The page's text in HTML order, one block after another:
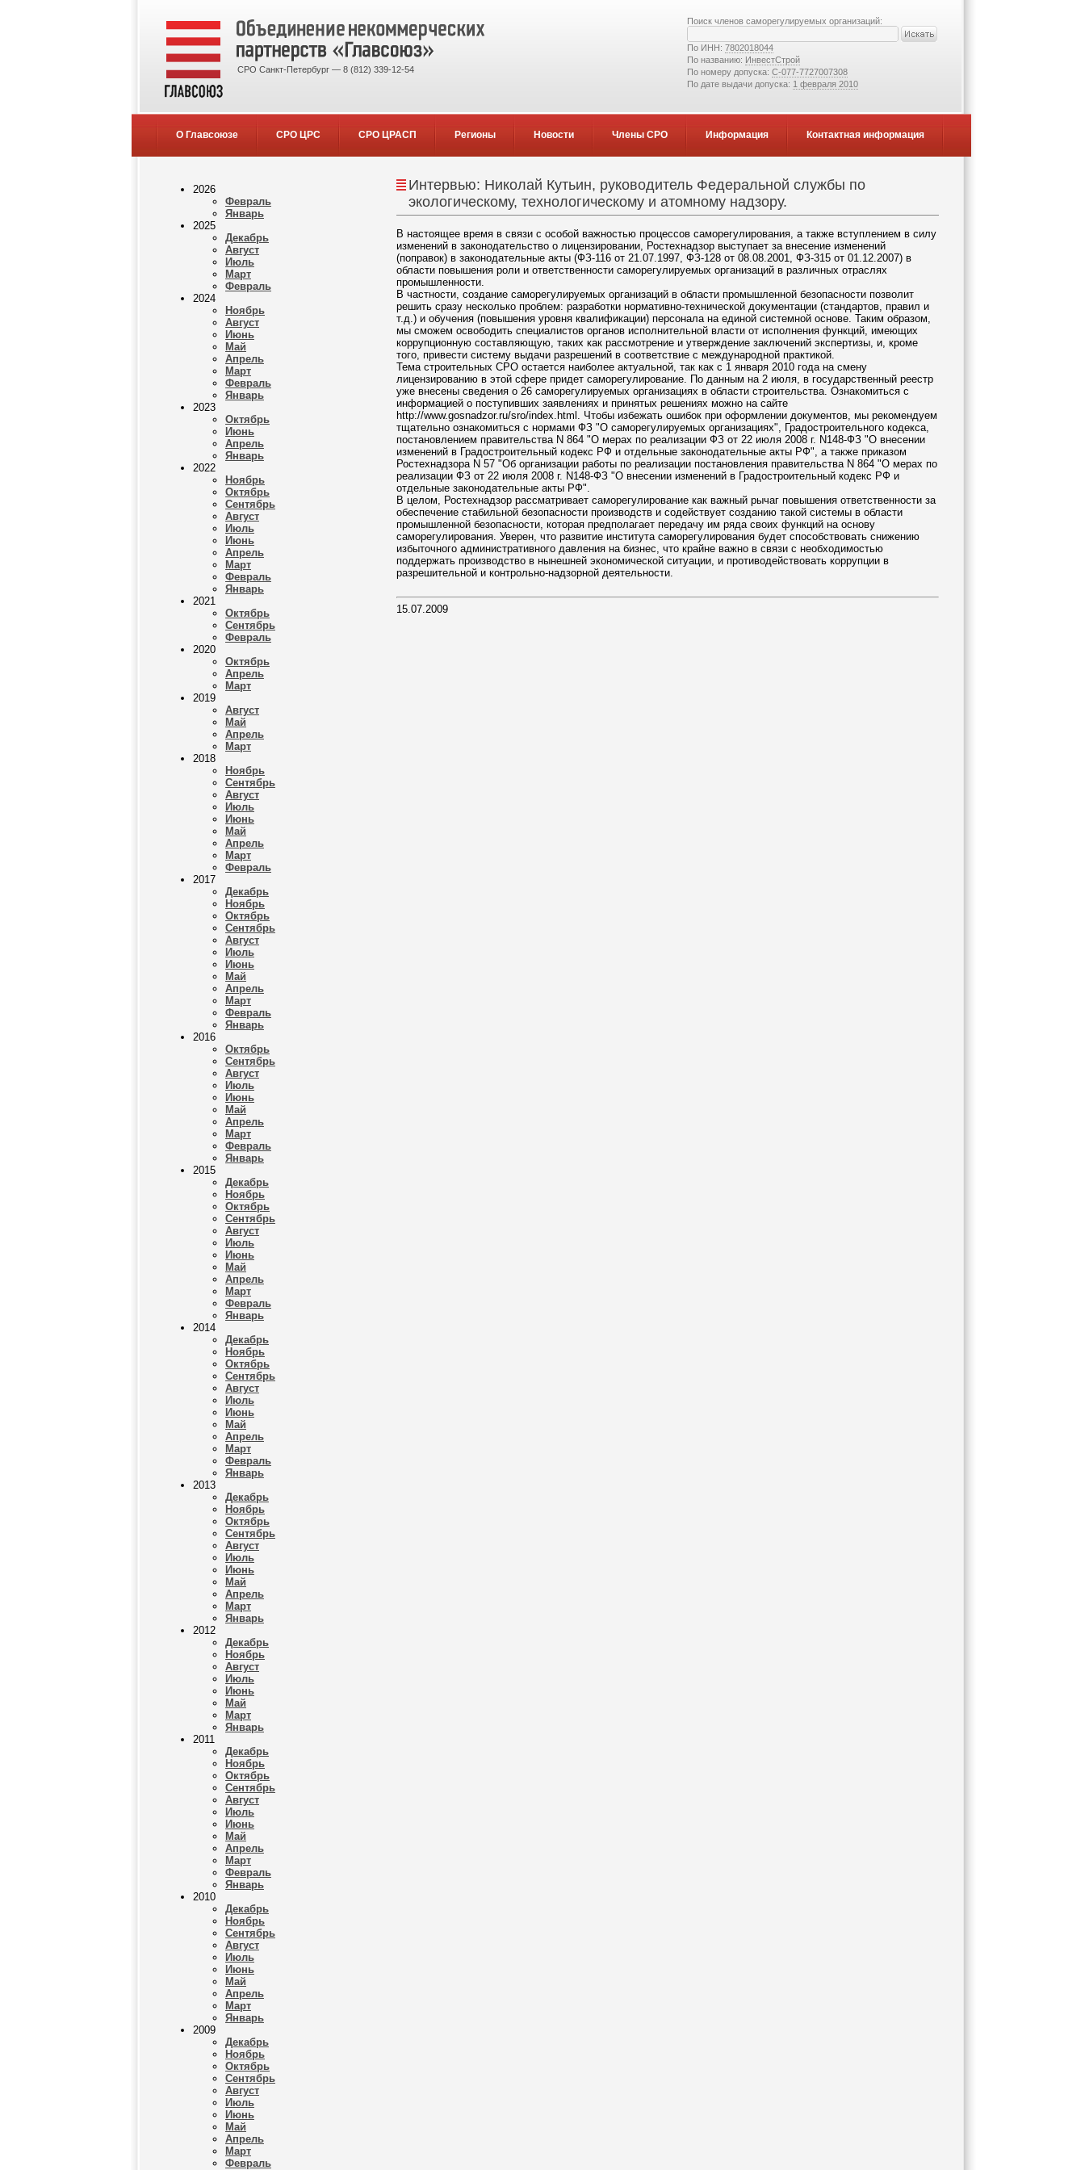
СРО Санкт-Петербург — 8 (812) 339-12-54
Поиск членов саморегулируемых организаций:
По ИНН: 7802018044
По названию: ИнвестСтрой
По номеру допуска: С-077-7727007308
По дате выдачи допуска: 1 февраля 2010
О Главсоюзе СРО ЦРС СРО ЦРАСП Регионы Новости Члены СРО Информация Контактная информация
2026
Февраль
Январь
2025
Декабрь
Август
Июль
Март
Февраль
2024
Ноябрь
Август
Июнь
Май
Апрель
Март
Февраль
Январь
2023
Октябрь
Июнь
Апрель
Январь
2022
Ноябрь
Октябрь
Сентябрь
Август
Июль
Июнь
Апрель
Март
Февраль
Январь
2021
Октябрь
Сентябрь
Февраль
2020
Октябрь
Апрель
Март
2019
Август
Май
Апрель
Март
2018
Ноябрь
Сентябрь
Август
Июль
Июнь
Май
Апрель
Март
Февраль
2017
Декабрь
Ноябрь
Октябрь
Сентябрь
Август
Июль
Июнь
Май
Апрель
Март
Февраль
Январь
2016
Октябрь
Сентябрь
Август
Июль
Июнь
Май
Апрель
Март
Февраль
Январь
2015
Декабрь
Ноябрь
Октябрь
Сентябрь
Август
Июль
Июнь
Май
Апрель
Март
Февраль
Январь
2014
Декабрь
Ноябрь
Октябрь
Сентябрь
Август
Июль
Июнь
Май
Апрель
Март
Февраль
Январь
2013
Декабрь
Ноябрь
Октябрь
Сентябрь
Август
Июль
Июнь
Май
Апрель
Март
Январь
2012
Декабрь
Ноябрь
Август
Июль
Июнь
Май
Март
Январь
2011
Декабрь
Ноябрь
Октябрь
Сентябрь
Август
Июль
Июнь
Май
Апрель
Март
Февраль
Январь
2010
Декабрь
Ноябрь
Сентябрь
Август
Июль
Июнь
Май
Апрель
Март
Январь
2009
Декабрь
Ноябрь
Октябрь
Сентябрь
Август
Июль
Июнь
Май
Апрель
Март
Февраль
Интервью: Николай Кутьин, руководитель Федеральной службы по
экологическому, технологическому и атомному надзору.
В настоящее время в связи с особой важностью процессов саморегулирования, а также вступлением в силу
изменений в законодательство о лицензировании, Ростехнадзор выступает за внесение изменений
(поправок) в законодательные акты (ФЗ-116 от 21.07.1997, ФЗ-128 от 08.08.2001, ФЗ-315 от 01.12.2007) в
области повышения роли и ответственности саморегулируемых организаций в различных отраслях
промышленности.
В частности, создание саморегулируемых организаций в области промышленной безопасности позволит
решить сразу несколько проблем: разработки нормативно-технической документации (стандартов, правил и
т.д.) и обучения (повышения уровня квалификации) персонала на единой системной основе. Таким образом,
мы сможем освободить специалистов органов исполнительной власти от исполнения функций, имеющих
коррупционную составляющую, таких как рассмотрение и утверждение заключений экспертизы, и, кроме
того, привести систему выдачи разрешений в соответствие с международной практикой.
Тема строительных СРО остается наиболее актуальной, так как с 1 января 2010 года на смену
лицензированию в этой сфере придет саморегулирование. По данным на 2 июля, в государственный реестр
уже внесены сведения о 26 саморегулируемых организациях в области строительства. Ознакомиться с
информацией о поступивших заявлениях и принятых решениях можно на сайте
http://www.gosnadzor.ru/sro/index.html. Чтобы избежать ошибок при оформлении документов, мы рекомендуем
тщательно ознакомиться с нормами ФЗ "О саморегулируемых организациях", Градостроительного кодекса,
постановлением правительства N 864 "О мерах по реализации ФЗ от 22 июля 2008 г. N148-ФЗ "О внесении
изменений в Градостроительный кодекс РФ и отдельные законодательные акты РФ", а также приказом
Ростехнадзора N 57 "Об организации работы по реализации постановления правительства N 864 "О мерах по
реализации ФЗ от 22 июля 2008 г. N148-ФЗ "О внесении изменений в Градостроительный кодекс РФ и
отдельные законодательные акты РФ".
В целом, Ростехнадзор рассматривает саморегулирование как важный рычаг повышения ответственности за
обеспечение стабильной безопасности производств и содействует созданию такой системы в области
промышленной безопасности, которая предполагает передачу им ряда своих функций на основу
саморегулирования. Уверен, что развитие института саморегулирования будет способствовать снижению
избыточного административного давления на бизнес, что крайне важно в связи с необходимостью
поддержать производство в нынешней экономической ситуации, и противодействовать коррупции в
разрешительной и контрольно-надзорной деятельности.
15.07.2009